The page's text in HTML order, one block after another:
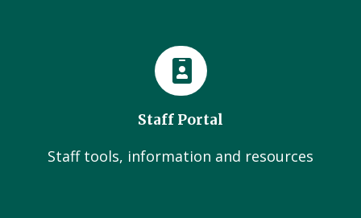
Staff Portal
Staff tools, information and resources